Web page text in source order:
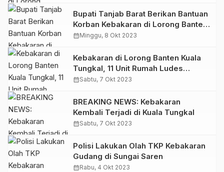
Bupati Tanjab Barat Berikan Bantuan
Korban Kebakaran di Lorong Banten
Kuala Tungkal
calendar_monthMinggu, 8 Okt 2023
Kebakaran di Lorong Banten Kuala
Tungkal, 11 Unit Rumah Ludes
Terbakar
calendar_monthSabtu, 7 Okt 2023
BREAKING NEWS: Kebakaran
Kembali Terjadi di Kuala Tungkal
calendar_monthSabtu, 7 Okt 2023
Polisi Lakukan Olah TKP Kebakaran
Gudang di Sungai Saren
calendar_monthRabu, 4 Okt 2023